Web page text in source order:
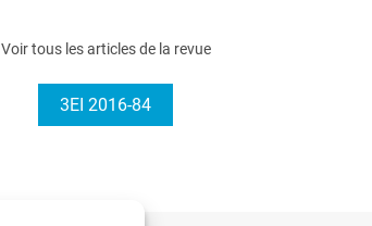
Voir tous les articles de la revue
3EI 2016-84